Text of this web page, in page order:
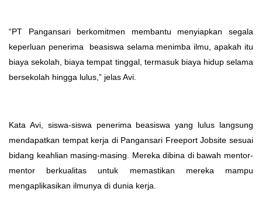
“PT Pangansari berkomitmen membantu menyiapkan segala
keperluan penerima beasiswa selama menimba ilmu, apakah itu
biaya sekolah, biaya tempat tinggal, termasuk biaya hidup selama
bersekolah hingga lulus,” jelas Avi.
Kata Avi, siswa-siswa penerima beasiswa yang lulus langsung
mendapatkan tempat kerja di Pangansari Freeport Jobsite sesuai
bidang keahlian masing-masing. Mereka dibina di bawah mentor-
mentor berkualitas untuk memastikan mereka mampu
mengaplikasikan ilmunya di dunia kerja.